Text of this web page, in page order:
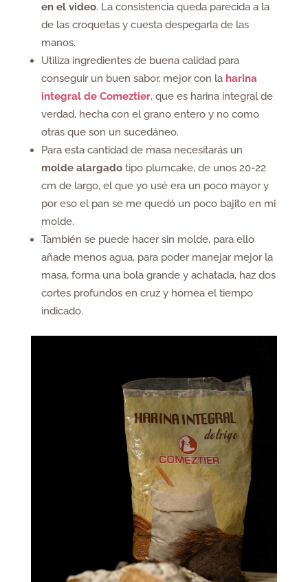
en el video. La consistencia queda parecida a la
de las croquetas y cuesta despegarla de las
manos.
Utiliza ingredientes de buena calidad para
conseguir un buen sabor, mejor con la harina
integral de Comeztier, que es harina integral de
verdad, hecha con el grano entero y no como
otras que son un sucedáneo.
Para esta cantidad de masa necesitarás un
molde alargadotipo plumcake, de unos 20-22
cm de largo, el que yo usé era un poco mayor y
por eso el pan se me quedó un poco bajito en mi
molde.
También se puede hacer sin molde, para ello
añade menos agua, para poder manejar mejor la
masa, forma una bola grande y achatada, haz dos
cortes profundos en cruz y hornea el tiempo
indicado.